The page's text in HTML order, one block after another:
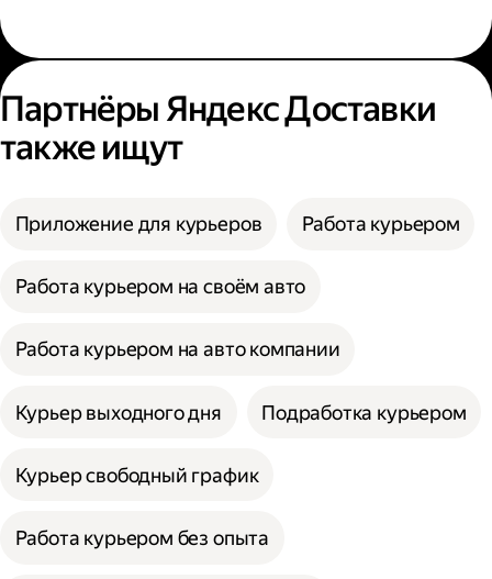
Партнёры Яндекс Доставки
также ищут
Приложение для курьеров Работа курьером
Работа курьером на своём авто
Работа курьером на авто компании
Курьер выходного дня Подработка курьером
Курьер свободный график
Работа курьером без опыта